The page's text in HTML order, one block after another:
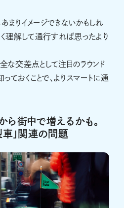
りイメージできないかもしれ
理解して通行すれば思ったより
な交差点として注目のラウンド
ておくことで、よりスマートに通
ら街中で増えるかも。
車」関連の問題